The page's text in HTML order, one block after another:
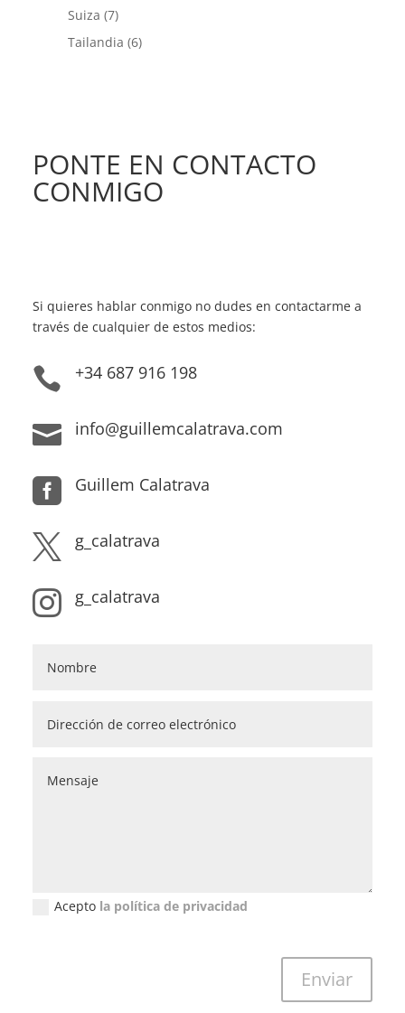
Suiza (7)
Tailandia (6)
PONTE EN CONTACTO
CONMIGO
Si quieres hablar conmigo no dudes en contactarme a
través de cualquier de estos medios:
 +34 687 916 198
 info@guillemcalatrava.com
 Guillem Calatrava
 g_calatrava
 g_calatrava
Política de privacidad (GDPR)
Acepto la política de privacidad
Enviar